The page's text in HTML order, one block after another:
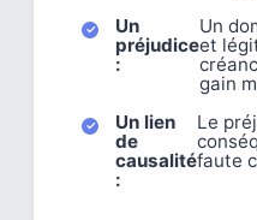
Un
préjudice
:
Un
et
gain
Un lien
de
causalité
:
Le
faute